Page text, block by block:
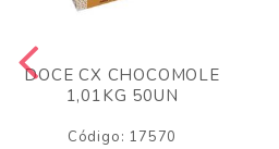
DOCE CX CHOCOMOLE
1,01KG 50UN
Código: 17570